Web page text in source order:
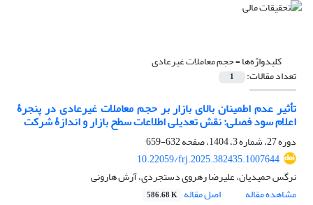
کلیدواژه‌ها =حجم معاملات غیرعادی
تعداد مقالات: 1
تأثیر عدم اطمینان بالای بازار بر حجم معاملات غیرعادی در پنجرۀ
اعلام سود فصلی: نقش تعدیلی اطلاعات سطح بازار و اندازۀ شرکت
دوره 27، شماره 3، 1404، صفحه
632-659
10.22059/frj.2025.382435.1007644
نرگس حمیدیان، علیرضا رهروی دستجردی، آرش هارونی
مشاهده مقاله
اصل مقاله 586.68 K